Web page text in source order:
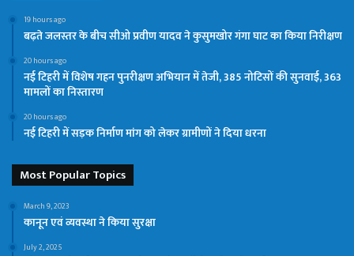
19 hours ago
बढ़ते जलस्तर के बीच सीओ प्रवीण यादव ने कुसुमखोर गंगा घाट का किया निरीक्षण
20 hours ago
नई टिहरी में विशेष गहन पुनरीक्षण अभियान में तेजी, 385 नोटिसों की सुनवाई, 363
मामलों का निस्तारण
20 hours ago
नई टिहरी में सड़क निर्माण मांग को लेकर ग्रामीणों ने दिया धरना
Most Popular Topics
March 9, 2023
कानून एवं व्यवस्था ने किया सुरक्षा
July 2, 2025